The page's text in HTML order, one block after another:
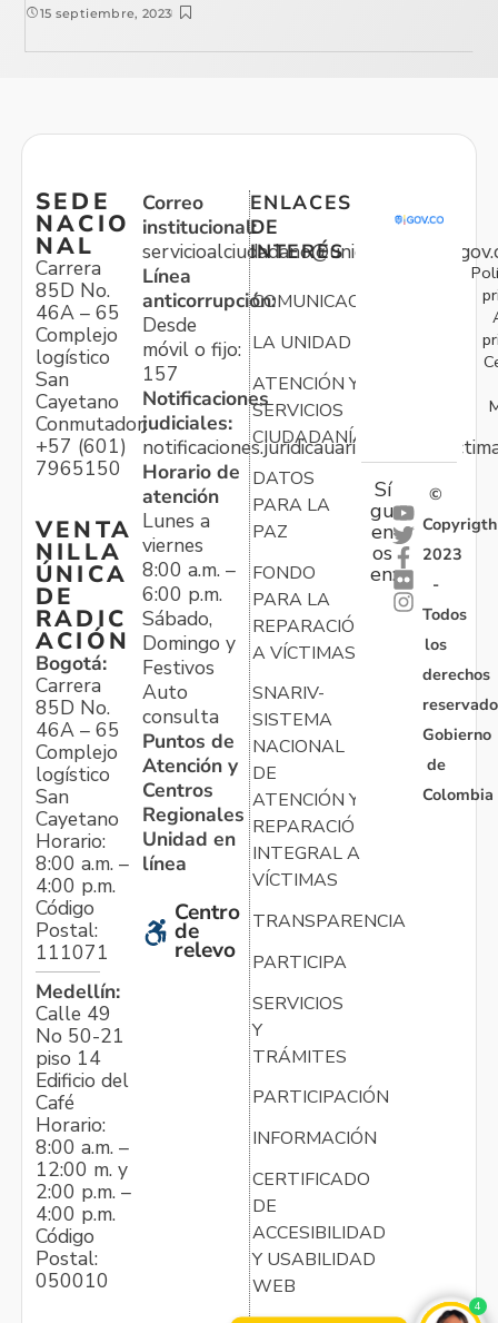
15 septiembre, 2023
SEDE
NACIO
NAL
Carrera
85D No.
46A – 65
Complejo
logístico
San
Cayetano
Conmutador:
+57 (601)
7965150
VENTA
NILLA
ÚNICA
DE
RADIC
ACIÓN
Bogotá:
Carrera
85D No.
46A – 65
Complejo
logístico
San
Cayetano
Horario:
8:00 a.m. –
4:00 p.m.
Código
Postal:
111071
Medellín:
Calle 49
No 50-21
piso 14
Edificio del
Café
Horario:
8:00 a.m. –
12:00 m. y
2:00 p.m. –
4:00 p.m.
Código
Postal:
050010
Correo
institucional:
Línea
anticorrupción:
Desde
móvil o fijo:
157
Notificaciones
judiciales:
Horario de
atención
Lunes a
viernes
8:00 a.m. –
6:00 p.m.
Sábado,
Domingo y
Festivos
Auto
consulta
Puntos de
Atención y
Centros
Regionales
Unidad en
línea
Centro
de
relevo
ENLACES
DE
INTERÉS
COMUNICACIONES
LA UNIDAD
ATENCIÓN Y
SERVICIOS
CIUDADANÍA
DATOS
PARA LA
PAZ
FONDO
PARA LA
REPARACIÓN
A VÍCTIMAS
SNARIV-
SISTEMA
NACIONAL
DE
ATENCIÓN Y
REPARACIÓN
INTEGRAL A
VÍCTIMAS
TRANSPARENCIA
PARTICIPA
SERVICIOS
Y
TRÁMITES
PARTICIPACIÓN
INFORMACIÓN
CERTIFICADO
DE
ACCESIBILIDAD
Y USABILIDAD
WEB
Sí
gu
en
os
en:
©
Copyrigth
2023
-
Todos
los
derechos
Gobierno
de
Colombia
4